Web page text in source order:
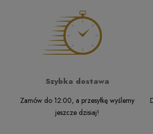
Szybka dostawa
Zamów do 12:00, a przesyłkę wyślemy
jeszcze dzisiaj!